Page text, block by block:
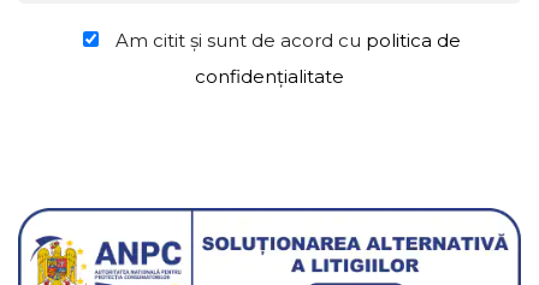
Am citit şi sunt de acord cu politica de
confidențialitate